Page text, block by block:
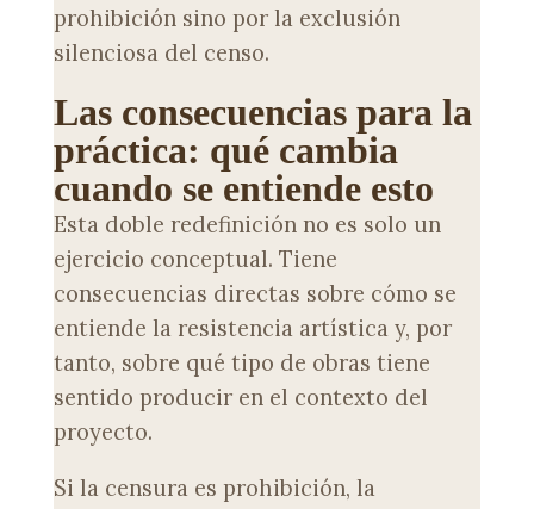
prohibición sino por la exclusión
silenciosa del censo.
Las consecuencias para la
práctica: qué cambia
cuando se entiende esto
Esta doble redefinición no es solo un
ejercicio conceptual. Tiene
consecuencias directas sobre cómo se
entiende la resistencia artística y, por
tanto, sobre qué tipo de obras tiene
sentido producir en el contexto del
proyecto.
Si la censura es prohibición, la